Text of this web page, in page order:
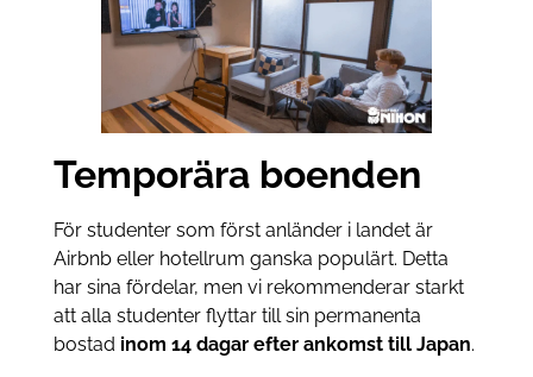
Temporära boenden
För studenter som först anländer i landet är
Airbnb eller hotellrum ganska populärt. Detta
har sina fördelar, men vi rekommenderar starkt
att alla studenter flyttar till sin permanenta
bostad inom 14 dagar efter ankomst till Japan.